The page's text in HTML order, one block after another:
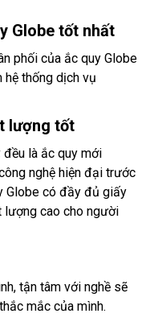
Globe tốt nhất
phối của ắc quy Globe
hệ thống dịch vụ
lượng tốt
là ắc quy mới
nghệ hiện đại trước
Globe có đầy đủ giấy
lượng cao cho người
tận tâm với nghề sẽ
mắc của mình.